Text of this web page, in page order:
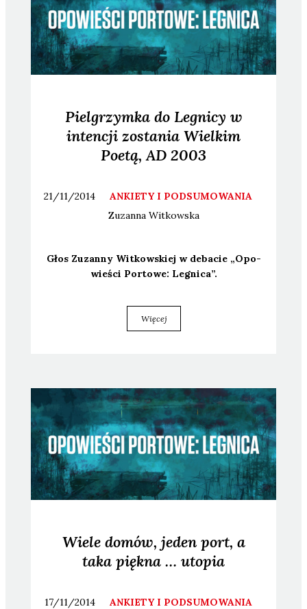
Pielgrzymka do Legnicy w
intencji zostania Wielkim
Poetą, AD 2003
21/11/2014
ANKIETY I PODSUMOWANIA
Zuzanna Witkowska
Głos Zuzan­ny Wit­kow­skiej w deba­cie „Opo­
wie­ści Por­to­we: Legni­ca”.
Więcej
Wiele domów, jeden port, a
taka piękna … utopia
17/11/2014
ANKIETY I PODSUMOWANIA